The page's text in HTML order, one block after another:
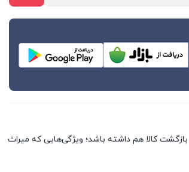
کالا هم داشته باشد؛ ویژگی‌هایی که میراث